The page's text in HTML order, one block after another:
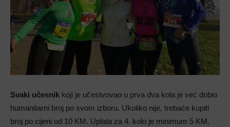
Svaki učesnik koji je učestvovao u prva dva kola je već dobio
humanitarni broj po svom izboru. Ukoliko nije, trebaće kupiti
broj po cijeni od 10 KM. Uplata za 4. kolo je minimum 5 KM.